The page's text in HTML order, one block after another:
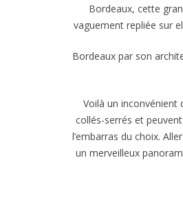
Bordeaux, cette
vaguement repliée sur
Bordeaux par son
Voilà un inconvénient
collés-serrés et
l’embarras du choix.
un merveilleux